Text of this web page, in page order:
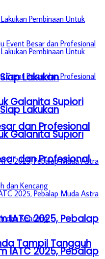
Lakukan
Galanita Supiori
dan Profesional
IATC 2025, Pebalap
Tampil Tangguh
Lakukan
Galanita Supiori
dan Profesional
IATC 2025, Pebalap